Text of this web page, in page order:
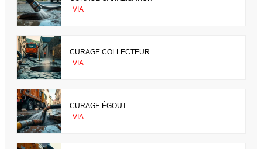
VIA
CURAGE COLLECTEUR
VIA
CURAGE ÉGOUT
VIA